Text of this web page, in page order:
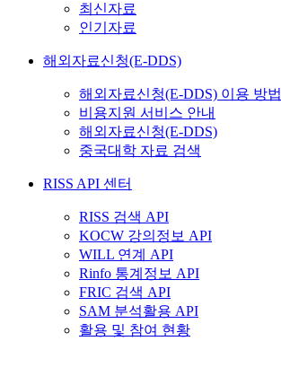
최신자료
인기자료
해외자료신청(E-DDS)
해외자료신청(E-DDS) 이용 방법
비용지원 서비스 안내
해외자료신청(E-DDS)
중국대학 자료 검색
RISS API 센터
RISS 검색 API
KOCW 강의정보 API
WILL 연계 API
Rinfo 통계정보 API
FRIC 검색 API
SAM 분석활용 API
활용 및 참여 현황